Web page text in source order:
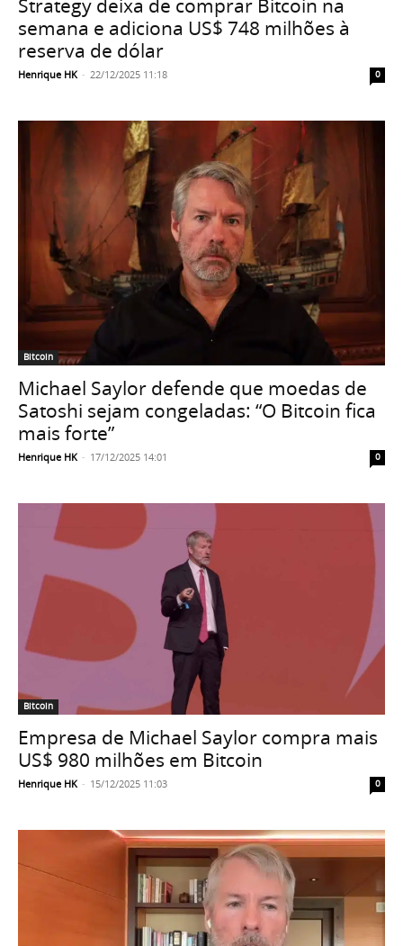
Strategy deixa de comprar Bitcoin na
semana e adiciona US$ 748 milhões à
reserva de dólar
Henrique HK - 22/12/2025 11:18 0
Bitcoin
Michael Saylor defende que moedas de
Satoshi sejam congeladas: “O Bitcoin fica
mais forte”
Henrique HK - 17/12/2025 14:01 0
Bitcoin
Empresa de Michael Saylor compra mais
US$ 980 milhões em Bitcoin
Henrique HK - 15/12/2025 11:03 0